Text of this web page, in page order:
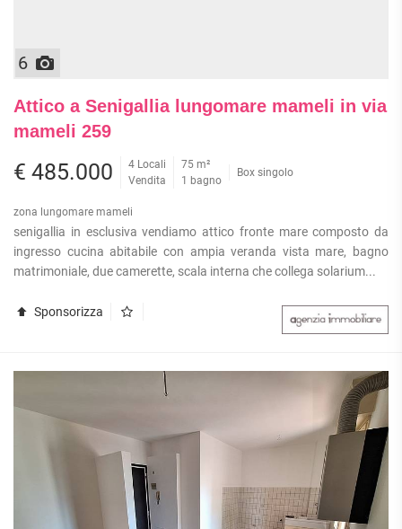
6
Attico a Senigallia lungomare mameli in via
mameli 259
€ 485.000
4 Locali
Vendita
75 m²
1 bagno
Box singolo
zona lungomare mameli
senigallia in esclusiva vendiamo attico fronte mare composto da
ingresso cucina abitabile con ampia veranda vista mare, bagno
matrimoniale, due camerette, scala interna che collega solarium...
Sponsorizza